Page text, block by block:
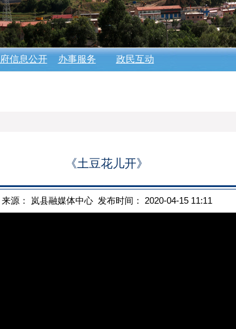
信息公开 办事服务 政民互动
《土豆花儿开》
来源： 岚县融媒体中心 发布时间： 2020-04-15 11:11